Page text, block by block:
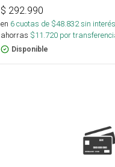
$ 292.990
en 6cuotas de $48.832sin interés
ahorras $11.720 por
Disponible